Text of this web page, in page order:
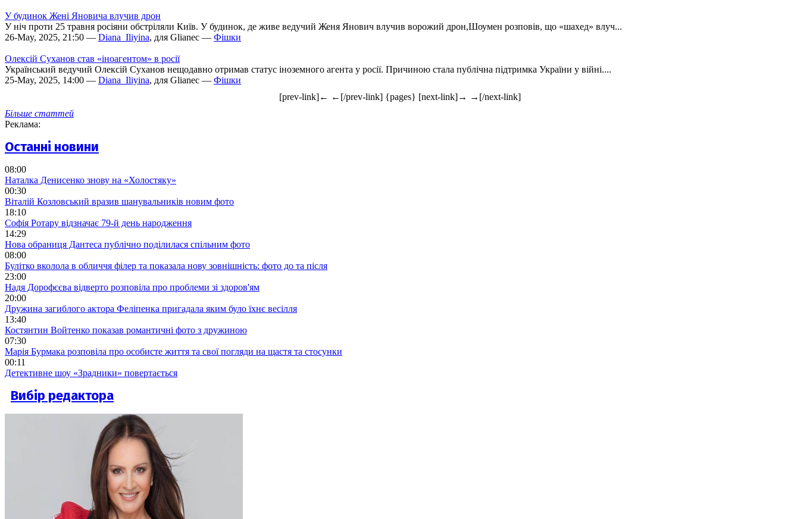
У будинок Жені Яновича влучив дрон
У ніч проти 25 травня росіяни обстріляли Київ. У будинок, де живе ведучий Женя Янович влучив ворожий дрон,Шоумен розповів, що «шахед» влуч...
26-May, 2025, 21:50 — Diana_Iliyina, для Glianec — Фішки
Олексій Суханов став «іноагентом» в росії
Український ведучий Олексій Суханов нещодавно отримав статус іноземного агента у росії. Причиною стала публічна підтримка України у війні....
25-May, 2025, 14:00 — Diana_Iliyina, для Glianec — Фішки
[prev-link]← ←[/prev-link] {pages} [next-link]→ →[/next-link]
Більше статтей
Реклама:
Останні новини
08:00
Наталка Денисенко знову на «Холостяку»
00:30
Віталій Козловський вразив шанувальників новим фото
18:10
Софія Ротару відзначає 79-й день народження
14:29
Нова обраниця Дантеса публічно поділилася спільним фото
08:00
Булітко вколола в обличчя філер та показала нову зовнішність: фото до та після
23:00
Надя Дорофєєва відверто розповіла про проблеми зі здоров'ям
20:00
Дружина загиблого актора Феліпенка пригадала яким було їхнє весілля
13:40
Костянтин Войтенко показав романтичні фото з дружиною
07:30
Марія Бурмака розповіла про особисте життя та свої погляди на щастя та стосунки
00:11
Детективне шоу «Зрадники» повертається
Вибір редактора